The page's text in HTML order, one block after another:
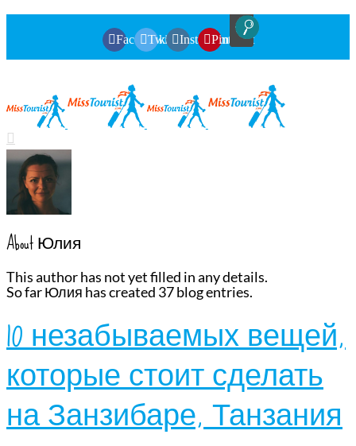
FacebookTwitterInstagramPinterest
AboutЮлия
This author has not yet filled in any details.
So far Юлия has created 37 blog entries.
10 незабываемых вещей,
которые стоит сделать
на Занзибаре, Танзания